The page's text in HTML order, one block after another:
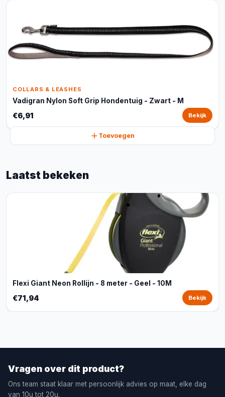
COLLARS & LEASHES
Vadigran Nylon Soft Grip Hondentuig - Zwart - M
€6,91 Bekijk
Toevoegen
Laatst bekeken
Flexi Giant Neon Rollijn - 8 meter - Geel - 10M
€71,94 Bekijk
Vragen over dit product?
Ons team staat klaar met persoonlijk advies op maat, elke dag
van 10u tot 20u.